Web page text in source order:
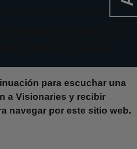
reales y recursos
para escuchar una
a Visionaries y recibir
navegar por este sitio web.